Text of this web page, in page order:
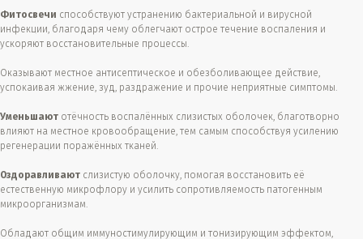
Фитосвечи способствуют устранению бактериальной и вирусной
инфекции, благодаря чему облегчают острое течение воспаления и
ускоряют восстановительные процессы.
Оказывают местное антисептическое и обезболивающее действие,
успокаивая жжение, зуд, раздражение и прочие неприятные симптомы.
Уменьшают отёчность воспалённых слизистых оболочек, благотворно
влияют на местное кровообращение, тем самым способствуя усилению
регенерации поражённых тканей.
Оздоравливают слизистую оболочку, помогая восстановить её
естественную микрофлору и усилить сопротивляемость патогенным
микроорганизмам.
Обладают общим иммуностимулирующим и тонизирующим эффектом,